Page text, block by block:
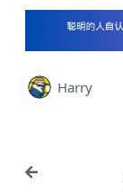
Harry